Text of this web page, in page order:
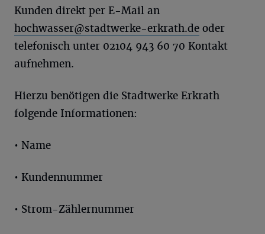
Kunden direkt per E-Mail an
hochwasser@stadtwerke-erkrath.de oder
telefonisch unter 02104 943 60 70 Kontakt
aufnehmen.
Hierzu benötigen die Stadtwerke Erkrath
folgende Informationen:
• Name
• Kundennummer
• Strom-Zählernummer